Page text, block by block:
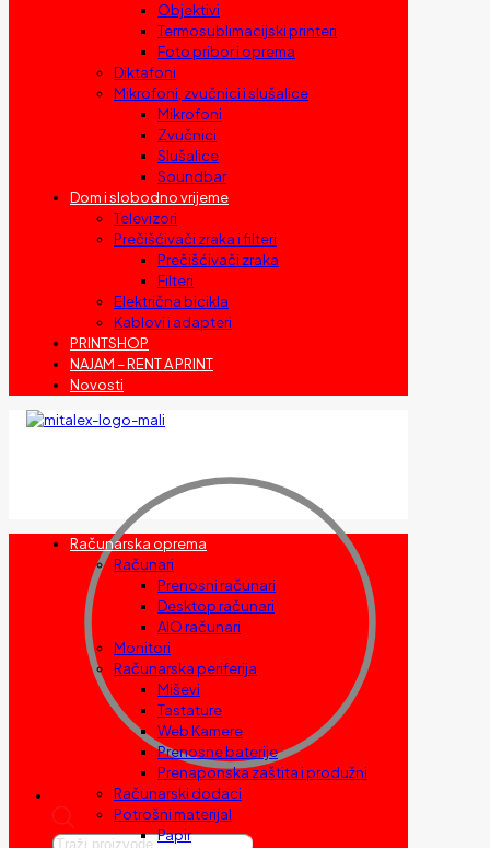
Objektivi
Termosublimacijski printeri
Foto pribor i oprema
Diktafoni
Mikrofoni, zvučnici i slušalice
Mikrofoni
Zvučnici
Slušalice
Soundbar
Dom i slobodno vrijeme
Televizori
Prečišćivači zraka i filteri
Prečišćivači zraka
Filteri
Električna bicikla
Kablovi i adapteri
PRINTSHOP
NAJAM – RENT A PRINT
Novosti
Products
Računarska oprema
Računari
Prenosni računari
Desktop računari
AIO računari
Monitori
Računarska periferija
Miševi
Tastature
Web Kamere
Prenosne baterije
Prenaponska zaštita i produžni
Računarski dodaci
Potrošni materijal
Papir